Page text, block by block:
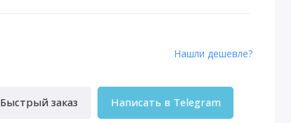
Быстрый заказ Написать в Telegram
Нашли дешевле?